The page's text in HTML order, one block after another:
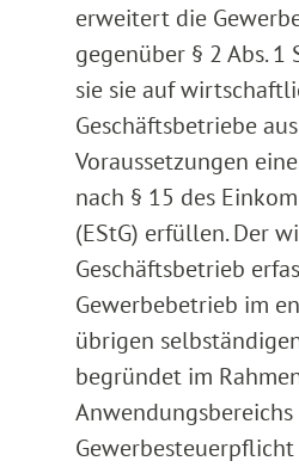
erweitert die
gegenüber § 2 Abs. 1
sie sie auf
Geschäftsbetriebe
Voraussetzungen
nach § 15 des
(EStG) erfüllen. Der
Geschäftsbetrieb
Gewerbebetrieb im
übrigen
begründet im